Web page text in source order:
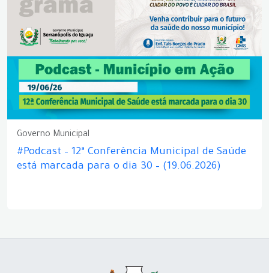
Governo Municipal
#Podcast – 12ª Conferência Municipal de Saúde
está marcada para o dia 30 – (19.06.2026)